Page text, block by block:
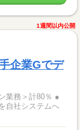
1週間以内公開
企業Gでデ
業務＞計80％ ●
自社システムへ